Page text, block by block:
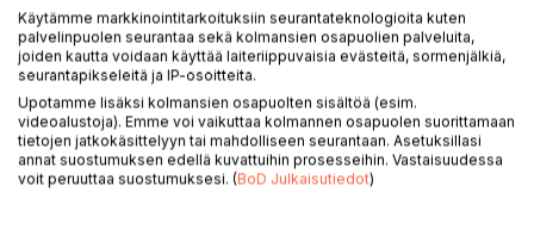
KUVAUS
Grounded theory on suosiotaan kasvattava tutkimuksen
lähestymistapa ja tutkimusmenetelmä. Se tarjoaa oivallisen
työkalun tutkijalle, joka tavoittelee uutta teoriaa tai haluaa
Käytämme markkinointitarkoituksiin seurantateknologioita kuten
palvelinpuolen seurantaa sekä kolmansien osapuolien palveluita,
joiden kautta voidaan käyttää laiteriippuvaisia evästeitä, sormenjälkiä,
seurantapikseleitä ja IP-osoitteita.
Upotamme lisäksi kolmansien osapuolten sisältöä (esim.
videoalustoja). Emme voi vaikuttaa kolmannen osapuolen suorittamaan
tietojen jatkokäsittelyyn tai mahdolliseen seurantaan. Asetuksillasi
annat suostumuksen edellä kuvattuihin prosesseihin. Vastaisuudessa
voit peruuttaa suostumuksesi. (BoD Julkaisutiedot)